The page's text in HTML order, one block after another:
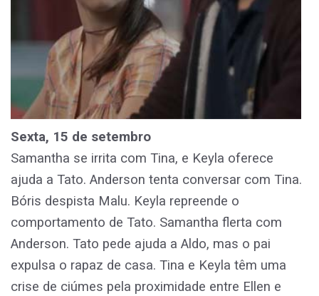
Sexta, 15 de setembro
Samantha se irrita com Tina, e Keyla oferece
ajuda a Tato. Anderson tenta conversar com Tina.
Bóris despista Malu. Keyla repreende o
comportamento de Tato. Samantha flerta com
Anderson. Tato pede ajuda a Aldo, mas o pai
expulsa o rapaz de casa. Tina e Keyla têm uma
crise de ciúmes pela proximidade entre Ellen e